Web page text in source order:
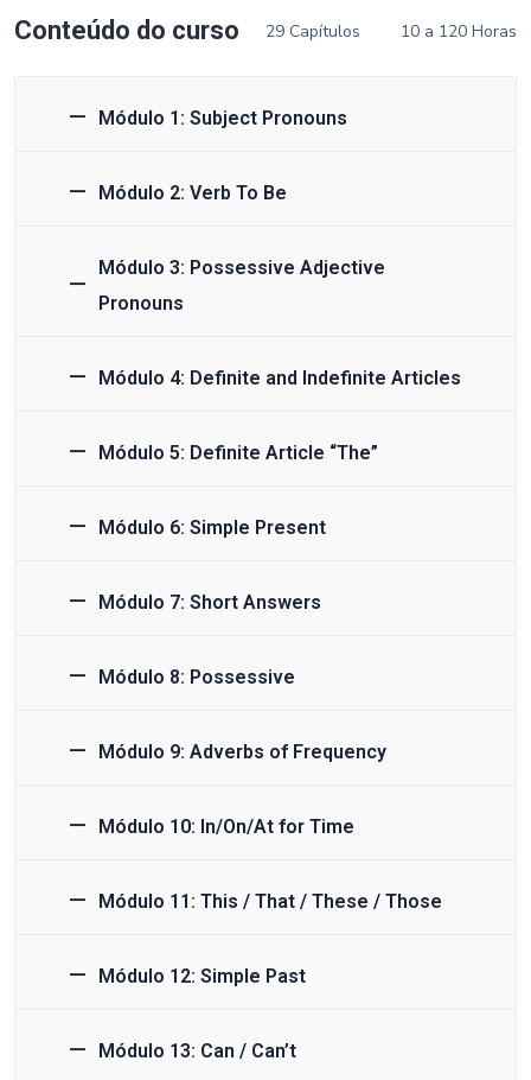
Conteúdo do curso 29 Capítulos 10 a 120 Horas
Módulo 1: Subject Pronouns
Módulo 2: Verb To Be
Módulo 3: Possessive Adjective
Pronouns
Módulo 4: Definite and Indefinite Articles
Módulo 5: Definite Article “The”
Módulo 6: Simple Present
Módulo 7: Short Answers
Módulo 8: Possessive
Módulo 9: Adverbs of Frequency
Módulo 10: In/On/At for Time
Módulo 11: This / That / These / Those
Módulo 12: Simple Past
Módulo 13: Can / Can’t